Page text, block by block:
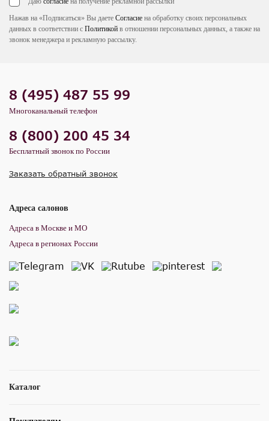
Нажав на «Подписаться» Вы даете Согласие на обработку своих персональных
данных в соответствии с Политикой в отношении персональных данных, а также на
звонок менеджера и рекламную рассылку.
Каталог
8 (495) 487 55 99
Многоканальный телефон
8 (800) 200 45 34
Бесплатный звонок по России
Заказать обратный звонок
Адреса салонов
Адреса в Москве и МО
Адреса в регионах России